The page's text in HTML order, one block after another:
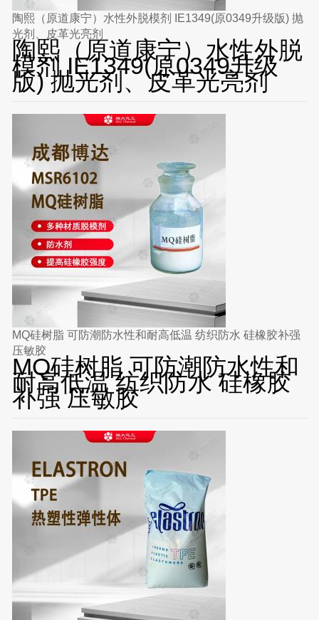
陶熙（原道康宁）水性外脱模剂 IE1349(原0349升级版) 抛
光剂、皮革光亮剂
陶熙（原道康宁）水性外脱
模剂 IE1349(原0349升级
版) 抛光剂、皮革光亮剂
MQ硅树脂 可防潮防水性和耐高低温 纺织防水 硅橡胶补强
压敏胶
MQ硅树脂 可防潮防水性和
耐高低温 纺织防水 硅橡胶
补强 压敏胶